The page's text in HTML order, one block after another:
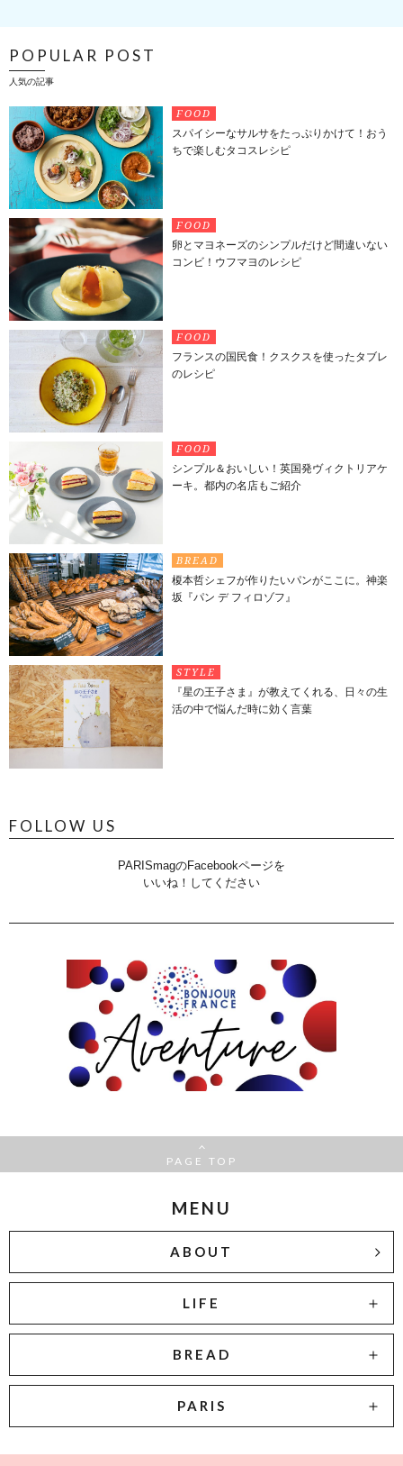
POPULAR POST
人気の記事
FOOD
スパイシーなサルサをたっぷりかけて！おう
ちで楽しむタコスレシピ
FOOD
卵とマヨネーズのシンプルだけど間違いない
コンビ！ウフマヨのレシピ
FOOD
フランスの国民食！クスクスを使ったタブレ
のレシピ
FOOD
シンプル＆おいしい！英国発ヴィクトリアケ
ーキ。都内の名店もご紹介
BREAD
榎本哲シェフが作りたいパンがここに。神楽
坂『パン デ フィロゾフ』
STYLE
『星の王子さま』が教えてくれる、日々の生
活の中で悩んだ時に効く言葉
FOLLOW US
PARISmagのFacebookページを
いいね！してください
PAGE TOP
MENU
ABOUT
LIFE
BREAD
PARIS